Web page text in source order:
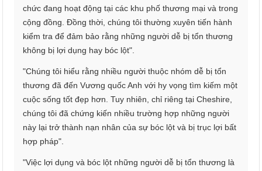
chức đang hoạt động tại các khu phố thương mại và trong
cộng đồng. Đồng thời, chúng tôi thường xuyên tiến hành
kiểm tra để đảm bảo rằng những người dễ bị tổn thương
không bị lợi dụng hay bóc lột".
"Chúng tôi hiểu rằng nhiều người thuộc nhóm dễ bị tổn
thương đã đến Vương quốc Anh với hy vọng tìm kiếm một
cuộc sống tốt đẹp hơn. Tuy nhiên, chỉ riêng tại Cheshire,
chúng tôi đã chứng kiến ​​nhiều trường hợp những người
này lại trở thành nạn nhân của sự bóc lột và bị trục lợi bất
hợp pháp".
"Việc lợi dụng và bóc lột những người dễ bị tổn thương là